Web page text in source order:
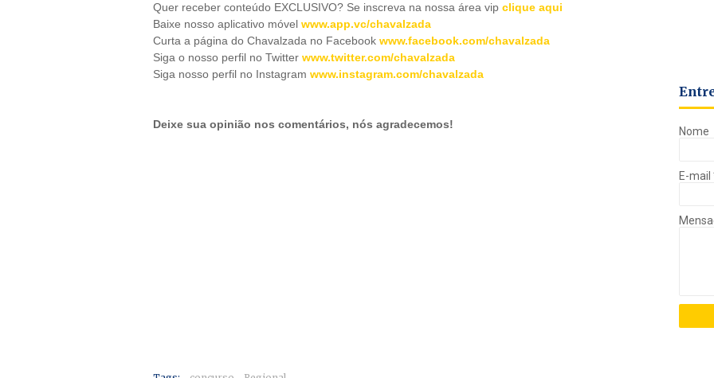
Quer receber conteúdo EXCLUSIVO? Se inscreva na nossa área vip clique aqui
Baixe nosso aplicativo móvel www.app.vc/chavalzada
Curta a página do Chavalzada no Facebook www.facebook.com/chavalzada
Siga o nosso perfil no Twitter www.twitter.com/chavalzada
Siga nosso perfil no Instagram www.instagram.com/chavalzada
Deixe sua opinião nos comentários, nós agradecemos!
Nome
E-mail